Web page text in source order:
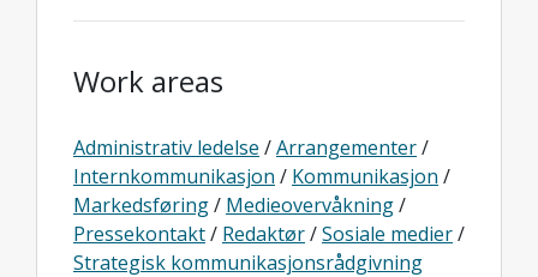
Work areas
Administrativ ledelse /Arrangementer/
Internkommunikasjon / Kommunikasjon /
Markedsføring/ Medieovervåkning/
Pressekontakt/ Redaktør/Sosiale medier/
Strategisk kommunikasjonsrådgivning